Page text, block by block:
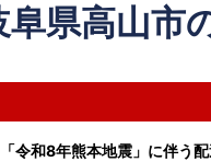
阜県高山市
「令和8年熊本地震」に伴う